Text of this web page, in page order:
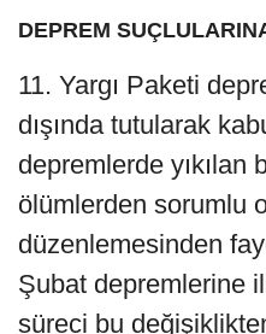
DEPREM
11. Yargı Paketi
dışında tutularak
depremlerde yıkılan
ölümlerden sorumlu
düzenlemesinden
Şubat depremlerine
süreci bu